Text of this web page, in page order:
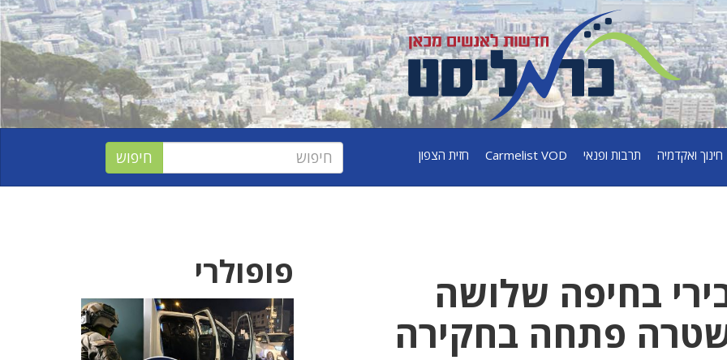
חינוך ואקדמיה תרבות ופנאי Carmelist VOD חזית הצפון
נרצח בירי בחיפה שלושה
פתחה בחקירה
פופולרי